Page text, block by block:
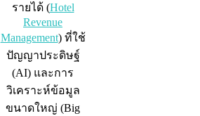
รายได้ (Hotel
Revenue
Management) ที่ใช้
ปัญญาประดิษฐ์
(AI) และการ
วิเคราะห์ข้อมูล
ขนาดใหญ่ (Big